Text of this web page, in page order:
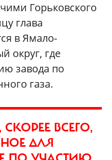
Горьковского
глава
в Ямало-
округ, где
завода по
газа.
ВСЕГО,
ДЛЯ